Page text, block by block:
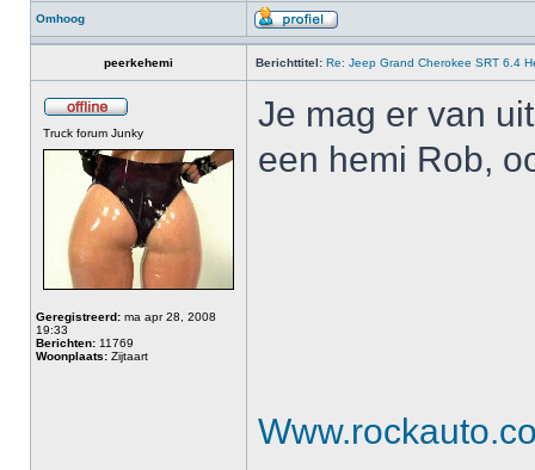
Omhoog
peerkehemi Berichttitel: Re: Jeep Grand Cherokee SRT 6.4
Truck forum Junky
Geregistreerd: ma apr 28, 2008
19:33
Berichten: 11769
Woonplaats: Zijtaart
Je mag er van
een hemi Rob,